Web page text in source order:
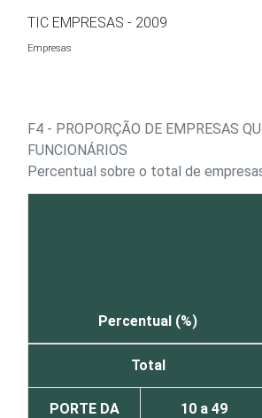
TIC EMPRESAS - 2009
Empresas
F4 - PROPORÇÃO DE EMPRESAS
FUNCIONÁRIOS
Percentual sobre o total de
Percentual (%)
Total
PORTE DA
10 a 49